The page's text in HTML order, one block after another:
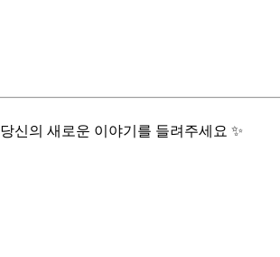
당신의 새로운 이야기를 들려주세요 ✨